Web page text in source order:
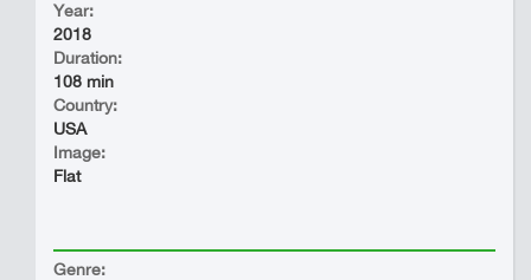
Year:
2018
Duration:
108 min
Country:
USA
Image:
Flat
Genre: